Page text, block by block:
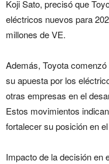
Koji Sato, precisó que
eléctricos nuevos para
millones de VE.
Además, Toyota
su apuesta por los
otras empresas en el
Estos movimientos
fortalecer su posición en
Impacto de la decisión en